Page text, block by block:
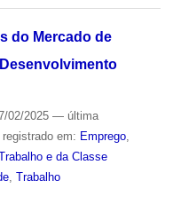
do Mercado de
02/2025 — última
em: Emprego,
e da Classe
, Trabalho